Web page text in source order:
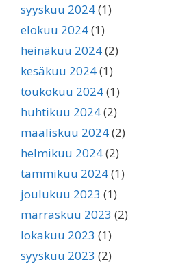
syyskuu 2024(1)
elokuu 2024(1)
heinäkuu 2024(2)
kesäkuu 2024(1)
toukokuu 2024(1)
huhtikuu 2024(2)
maaliskuu 2024(2)
helmikuu 2024(2)
tammikuu 2024(1)
joulukuu 2023 (1)
marraskuu 2023 (2)
lokakuu 2023 (1)
syyskuu 2023 (2)